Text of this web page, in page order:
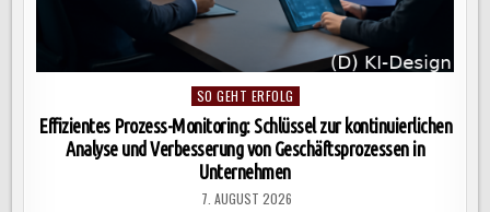
Posted
in
SO GEHT ERFOLG
Effizientes Prozess-Monitoring: Schlüssel zur kontinuierlichen
Analyse und Verbesserung von Geschäftsprozessen in
Unternehmen
7. AUGUST 2026